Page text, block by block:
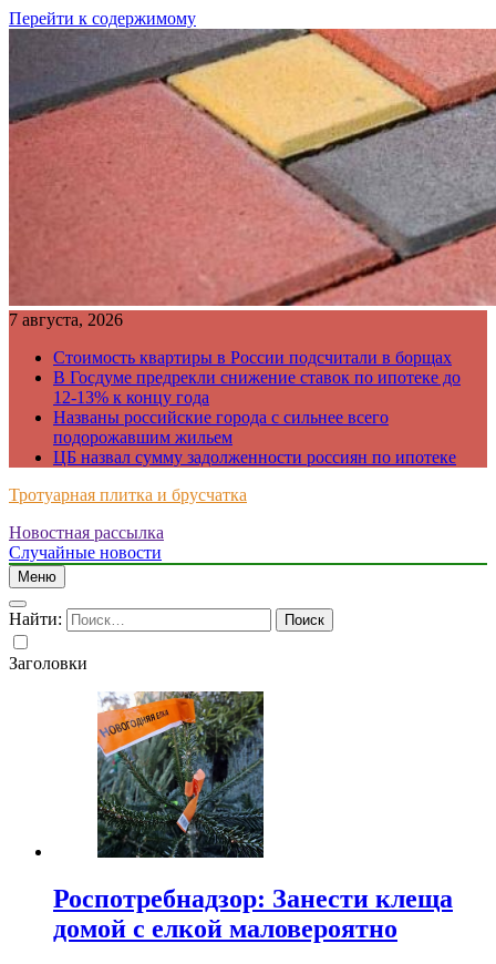
Перейти к содержимому
7 августа, 2026
Стоимость квартиры в России подсчитали в борщах
В Госдуме предрекли снижение ставок по ипотеке до
12-13% к концу года
Названы российские города с сильнее всего
подорожавшим жильем
ЦБ назвал сумму задолженности россиян по ипотеке
Тротуарная плитка и брусчатка
Just another WordPress site
Новостная рассылка
Случайные новости
Меню
Найти:
Заголовки
Роспотребнадзор: Занести клеща
домой с елкой маловероятно